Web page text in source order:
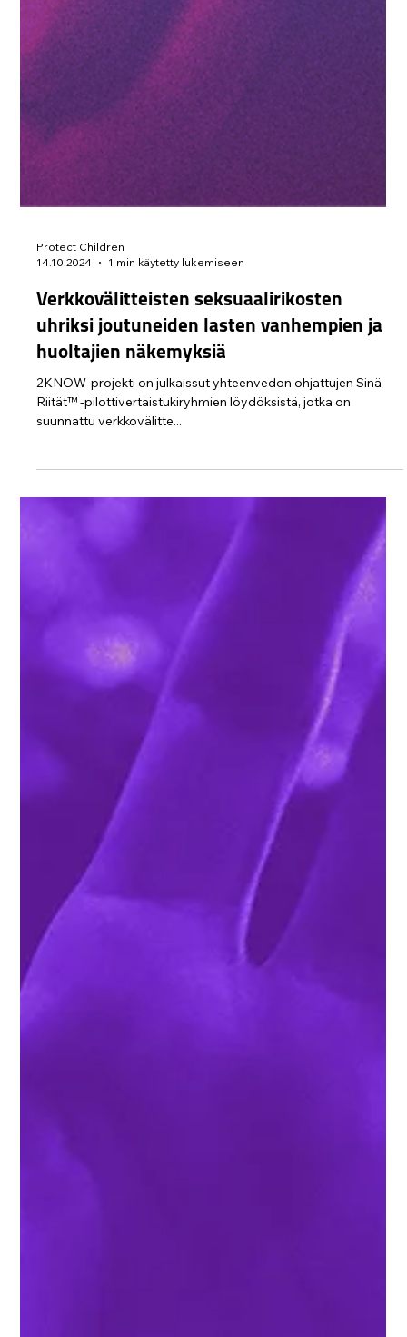
Protect Children
14.10.2024
1 min käytetty lukemiseen
Verkkovälitteisten seksuaalirikosten
uhriksi joutuneiden lasten vanhempien ja
huoltajien näkemyksiä
2KNOW-projekti on julkaissut yhteenvedon ohjattujen Sinä